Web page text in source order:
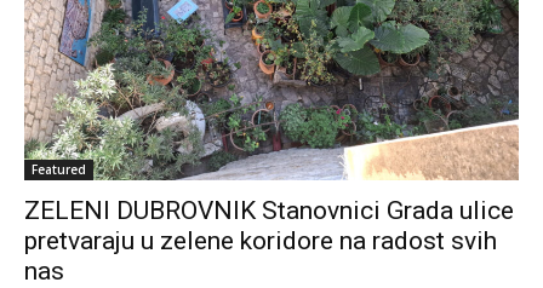
Featured
ZELENI DUBROVNIK Stanovnici Grada ulice
pretvaraju u zelene koridore na radost svih
nas